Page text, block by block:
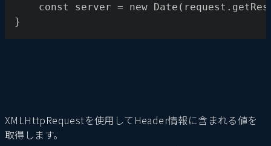
const server = new
}
XMLHttpRequestを使用してHeader情報に含まれる値を
取得します。